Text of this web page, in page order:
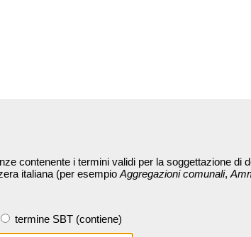
contenente i termini validi per la soggettazione di
italiana (per esempio Aggregazioni comunali,
termine SBT (contiene)